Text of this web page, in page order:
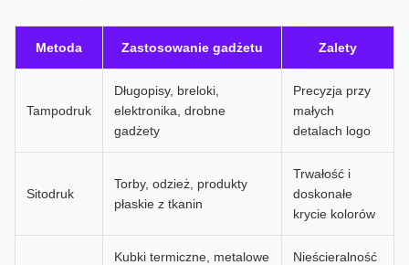
Metoda Zastosowanie gadżetu Zalety
Tampodruk
Długopisy, breloki,
elektronika, drobne
gadżety
Precyzja przy
małych
detalach logo
Sitodruk
Torby, odzież, produkty
płaskie z tkanin
Trwałość i
doskonałe
krycie kolorów
Kubki termiczne, metalowe
Nieścieralność